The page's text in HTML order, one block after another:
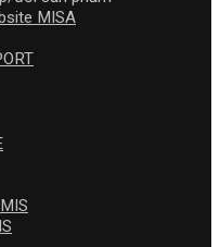
MISA